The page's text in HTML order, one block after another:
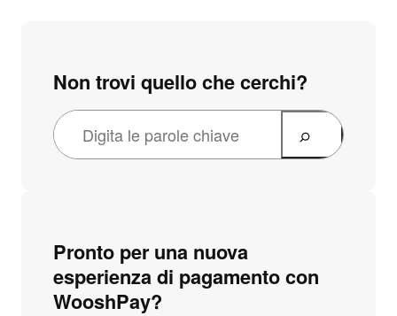
Non trovi quello che cerchi?
Pronto per una nuova
esperienza di pagamento con
WooshPay?